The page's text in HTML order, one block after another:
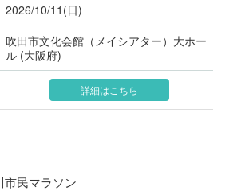
2026/10/11(日)
吹田市文化会館（メイシアター）大ホー
ル (大阪府)
詳細はこちら
民マラソン